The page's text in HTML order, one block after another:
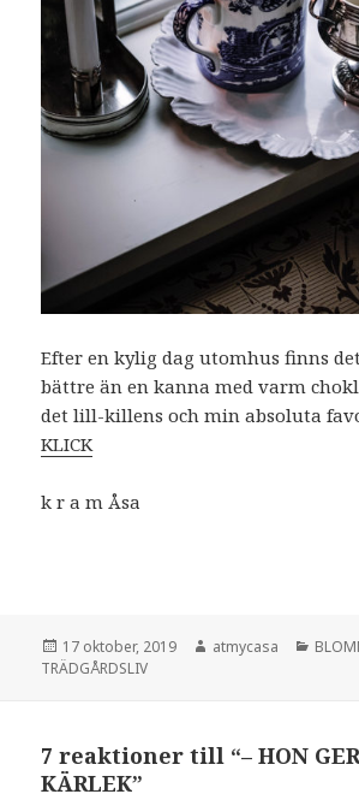
Efter en kylig dag utomhus finns
bättre än en kanna med varm
det lill-killens och min absoluta
KLICK
k r a m Åsa
Postat
17 oktober, 2019 Författare
atmycasa
TRÄDGÅRDSLIV
7 reaktioner till “– HON
KÄRLEK”